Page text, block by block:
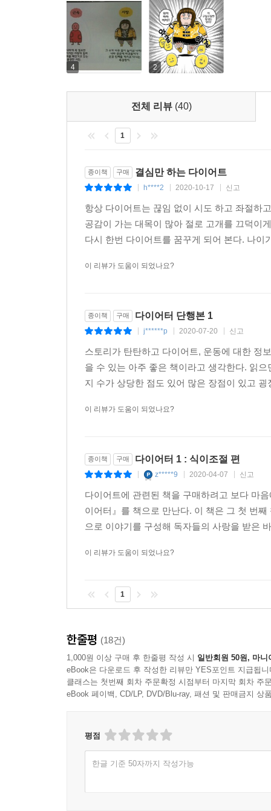
4 2
전체 리뷰 (40)
1
종이책 구매 결심만 하는 다이어트
h****2 2020-10-17 신고
항상 다이어트는 끊임 없이 시도 하고 좌절하
공감이 가는 대목이 많아 절로 고개를 끄덕이
다시 한번 다이어트를 꿈꾸게 되어 본다. 나
이 리뷰가 도움이 되었나요?
종이책 구매 다이어터 단행본 1
j******p 2020-07-20 신고
스토리가 탄탄하고 다이어트, 운동에 대한 정
을 수 있는 아주 좋은 책이라고 생각한다. 읽
지 수가 상당한 점도 있어 많은 장점이 있고
이 리뷰가 도움이 되었나요?
종이책 구매 다이어터 1 : 식이조절 편
z*****9 2020-04-07 신고
다이어트에 관련된 책을 구매하려고 보다 마
이어터』를 책으로 만난다. 이 책은 그 첫 번
으로 이야기를 구성해 독자들의 사랑을 받은
이 리뷰가 도움이 되었나요?
1
한줄평 (18건)
1,000원 이상 구매 후 한줄평 작성 시 일반회원 50원, 마니
eBook은 다운로드 후 작성한 리뷰만 YES포인트 지급됩니
클래스는 첫번째 회차 주문확정 시점부터 마지막 회차 주
eBook 페이백, CD/LP, DVD/Blu-ray, 패션 및 판매금지 상
평점
한글 기준 50자까지 작성가능